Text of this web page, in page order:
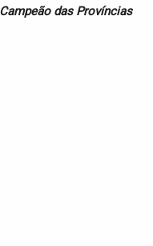
das Províncias